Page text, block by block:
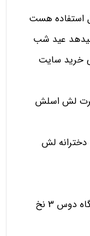
استفاده هست
میدهد عید شب
خرید سایت
لش اسلش
لش
مزون و تک فروشی عمده فروشی و فروشگاه دوس 3 نخ